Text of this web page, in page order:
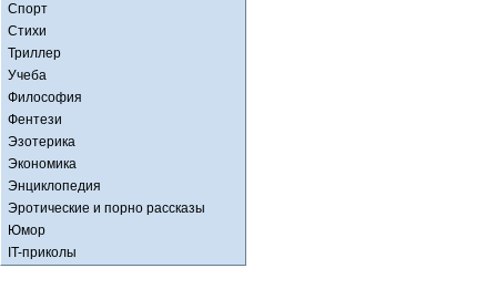
Спорт
Стихи
Триллер
Учеба
Философия
Фентези
Эзотерика
Экономика
Энциклопедия
Эротические и порно рассказы
Юмор
IT-приколы